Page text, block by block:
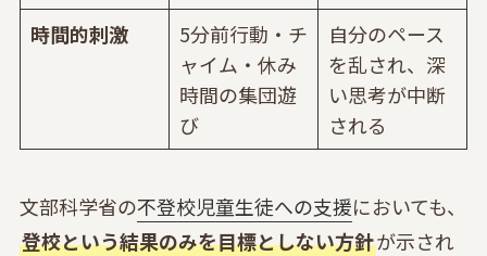
時間的刺激
5分前行動・チ
ャイム・休み
時間の集団遊
び
自分のペース
を乱され、深
い思考が中断
される
文部科学省の不登校児童生徒への支援においても、
登校という結果のみを目標としない方針が示され